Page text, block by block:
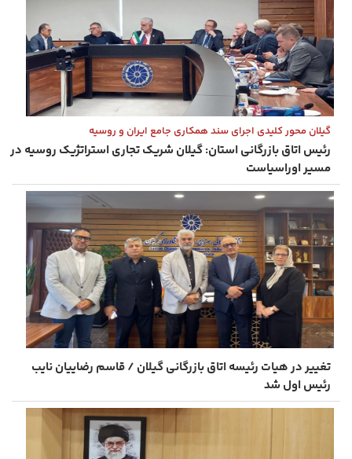
گیلان محور کلیدی اجرای سند همکاری جامع ایران و روسیه
رئیس اتاق بازرگانی استان: گیلان شریک تجاری استراتژیک روسیه در
مسیر اوراسیاست
تغییر در هیات رئیسه اتاق بازرگانی گیلان / قاسم رضاییان نایب‌
رئیس اول شد